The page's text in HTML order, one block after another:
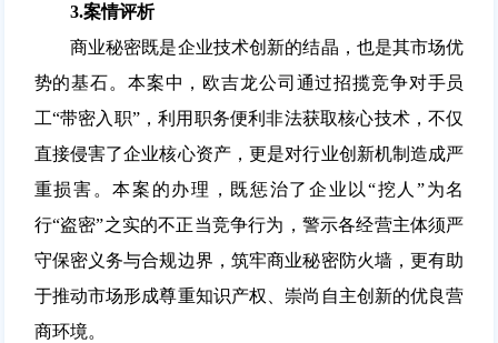
3.案情评析
商业秘密既是企业技术创新的结晶，也是其市场优
势的基石。本案中，欧吉龙公司通过招揽竞争对手员
工“带密入职”，利用职务便利非法获取核心技术，不仅
直接侵害了企业核心资产，更是对行业创新机制造成严
重损害。本案的办理，既惩治了企业以“挖人”为名
行“盗密”之实的不正当竞争行为，警示各经营主体须严
守保密义务与合规边界，筑牢商业秘密防火墙，更有助
于推动市场形成尊重知识产权、崇尚自主创新的优良营
商环境。